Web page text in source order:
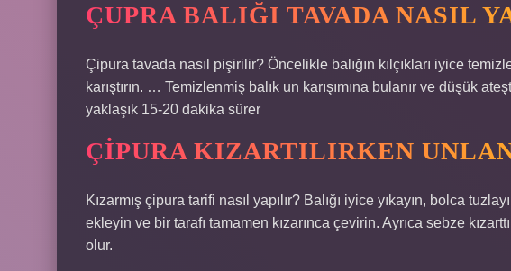
ÇUPRA BALIĞI TAVADA NASIL
Çipura tavada nasıl pişirilir? Öncelikle balığın kılçıkları iyice
karıştırın. … Temizlenmiş balık un karışımına bulanır ve düşük
yaklaşık 15-20 dakika sürer
ÇIPURA KIZARTILIRKEN
Kızarmış çipura tarifi nasıl yapılır? Balığı iyice yıkayın, bolca
ekleyin ve bir tarafı tamamen kızarınca çevirin. Ayrıca sebze
olur.